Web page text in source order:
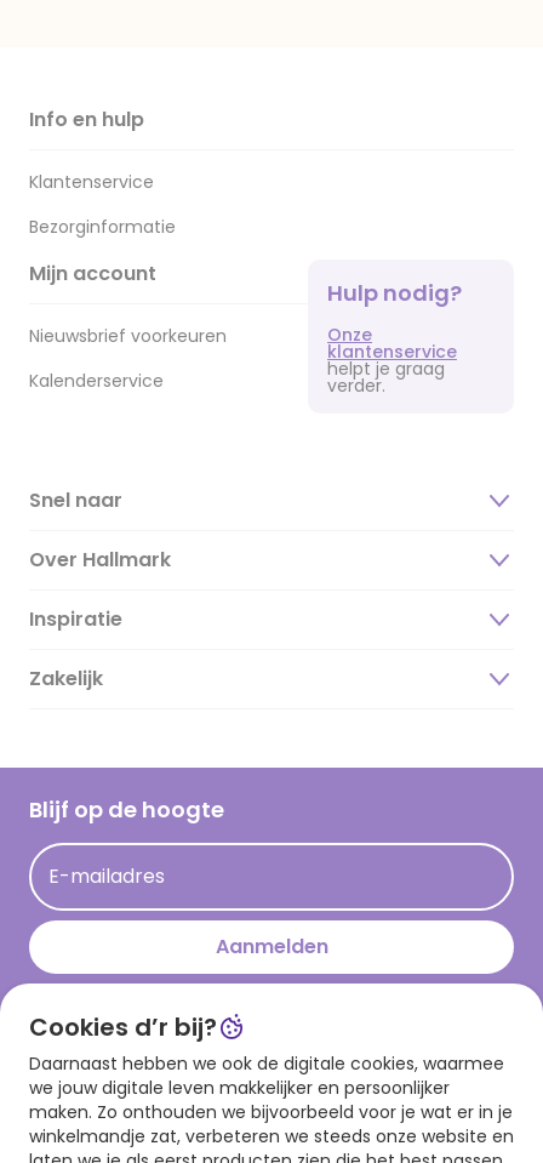
Info en hulp
Klantenservice
Bezorginformatie
Mijn account
Nieuwsbrief voorkeuren
Kalenderservice
Hulp nodig?
Onze
klantenservice
helpt je graag
verder.
Snel naar
Over Hallmark
Over ons
Duurzaamheid
Hallmark Kaartclub
Acties
Persberichten
Hallmark en Kinderpostzegels
Inspiratie
Magazine
Cadeau inspiratie
Kaartinspiratie
Zakelijk
Blijf op de hoogte
E-mailadres
Aanmelden
Download onze app
Cookies d’r bij?
Daarnaast hebben we ook de digitale cookies, waarmee
we jouw digitale leven makkelijker en persoonlijker
maken. Zo onthouden we bijvoorbeeld voor je wat er in je
winkelmandje zat, verbeteren we steeds onze website en